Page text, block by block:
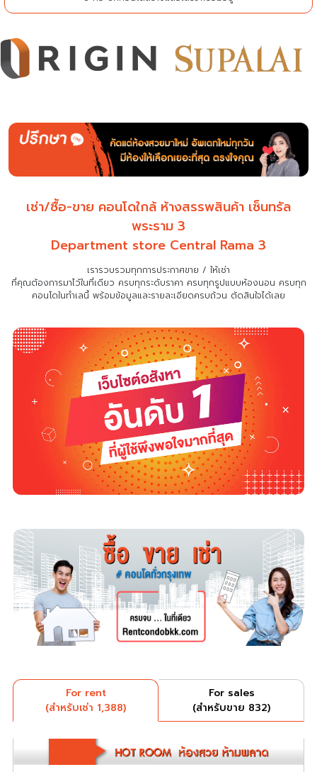
เช่า/ซื้อ-ขาย คอนโดใกล้ ห้างสรรพสินค้า เซ็นทรัล
พระราม 3
Department store Central Rama 3
เรารวบรวมทุกการประกาศขาย / ให้เช่า
ที่คุณต้องการมาไว้ในที่เดียว ครบทุกระดับราคา ครบทุกรูปแบบห้องนอน ครบทุก
คอนโดในทำเลนี้ พร้อมข้อมูลและรายละเอียดครบถ้วน ตัดสินใจได้เลย
For rent
(สำหรับเช่า 1,388)
For sales
(สำหรับขาย 832)